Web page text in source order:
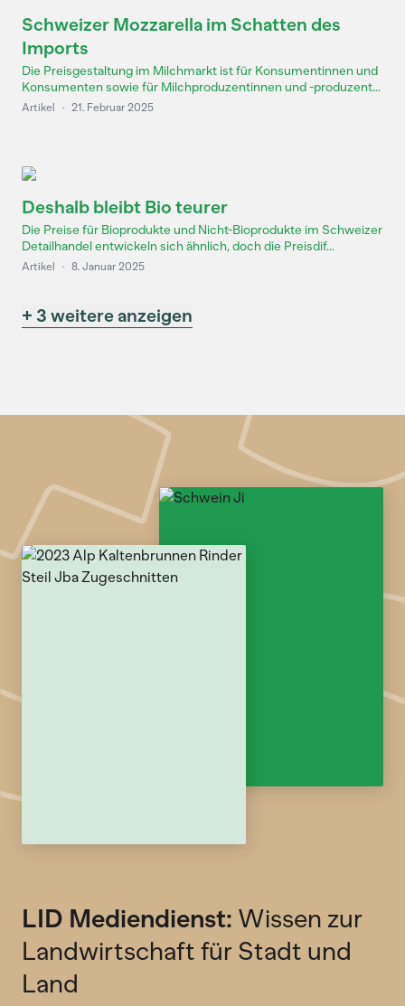
Schweizer Mozzarella im Schatten des
Imports
Die Preisgestaltung im Milchmarkt ist für Konsumentinnen und
Konsumenten sowie für Milchproduzentinnen und -produzent...
Artikel · 21. Februar 2025
Deshalb bleibt Bio teurer
Die Preise für Bioprodukte und Nicht-Bioprodukte im Schweizer
Detailhandel entwickeln sich ähnlich, doch die Preisdif...
Artikel · 8. Januar 2025
+ 3 weitere anzeigen
LID Mediendienst: Wissen zur
Landwirtschaft für Stadt und
Land